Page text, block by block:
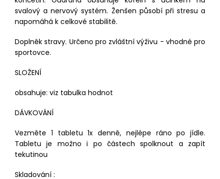
svalový a nervový systém. Ženšen působí při stresu a
napomáhá k celkové stabilitě.
Doplněk stravy. Určeno pro zvláštní výživu - vhodné pro
sportovce.
SLOŽENÍ
obsahuje: viz tabulka hodnot
DÁVKOVÁNÍ
Vezměte 1 tabletu 1x denně, nejlépe ráno po jídle.
Tabletu je možno i po částech spolknout a zapít
tekutinou
Skladování :